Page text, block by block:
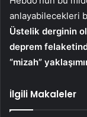
anlayabilecekleri
Üstelik derginin
deprem
“mizah”
İlgili Makaleler